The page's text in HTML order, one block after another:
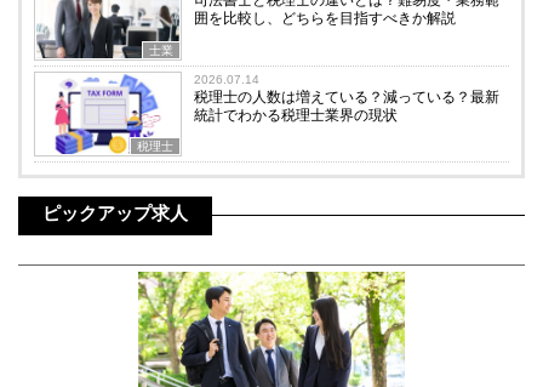
士業
囲を比較し、どちらを目指すべきか解説
税理士
2026.07.14
税理士の人数は増えている？減っている？最新
統計でわかる税理士業界の現状
ピックアップ求人